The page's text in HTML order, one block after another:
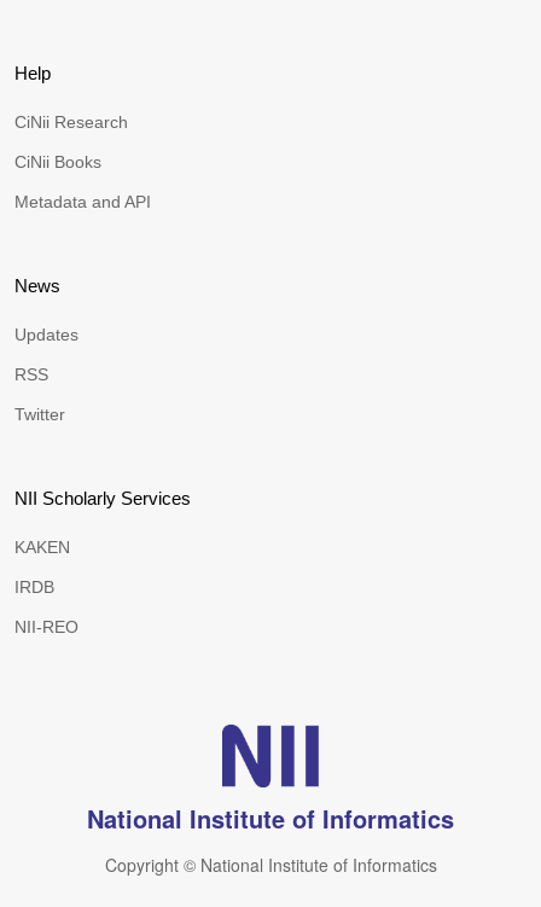
Help
CiNii Research
CiNii Books
Metadata and API
News
Updates
RSS
Twitter
NII Scholarly Services
KAKEN
IRDB
NII-REO
National Institute of Informatics
Copyright © National Institute of Informatics